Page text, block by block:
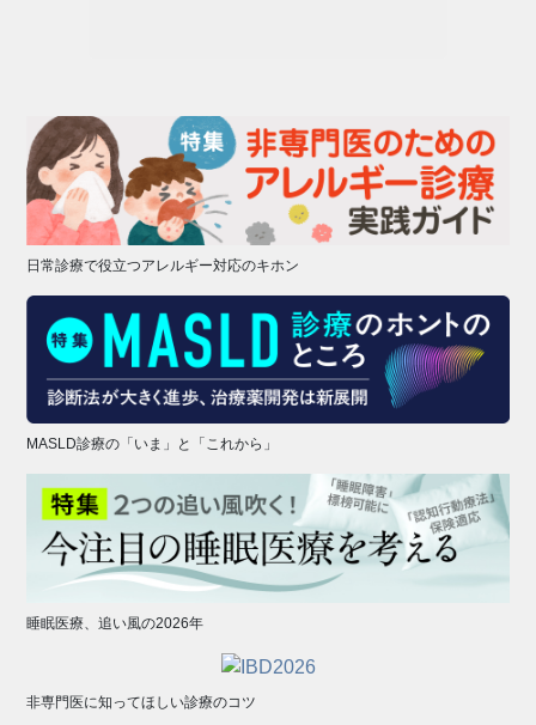
日常診療で役立つアレルギー対応のキホン
MASLD診療の「いま」と「これから」
睡眠医療、追い風の2026年
非専門医に知ってほしい診療のコツ